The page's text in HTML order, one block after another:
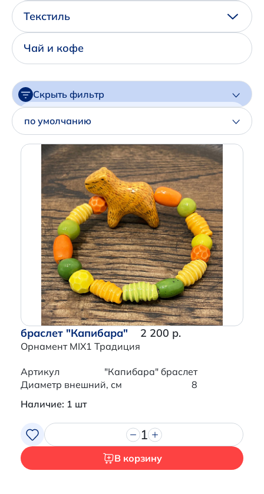
Написать нам в Телеграм
+7 (925) 294-91-85
,
+7 (926) 702-09-76
Текстиль
Чай и кофе
Скрыть фильтр
Артикул
Производитель
по умолчанию
браслет "Капибара"
Орнамент MIX1 Традиция
2 200 р.
Артикул
"Капибара" браслет
Диаметр внешний, см
8
Наличие: 1 шт
1
В корзину